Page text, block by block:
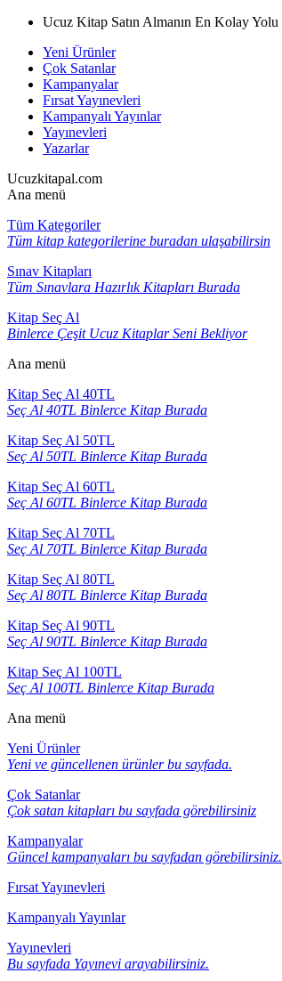
Ucuz Kitap Satın Almanın En Kolay Yolu
Yeni Ürünler
Çok Satanlar
Kampanyalar
Fırsat Yayınevleri
Kampanyalı Yayınlar
Yayınevleri
Yazarlar
Ucuzkitapal.com
Ana menü
Tüm Kategoriler
Tüm kitap kategorilerine buradan ulaşabilirsin
Sınav Kitapları
Tüm Sınavlara Hazırlık Kitapları Burada
Kitap Seç Al
Binlerce Çeşit Ucuz Kitaplar Seni Bekliyor
Ana menü
Kitap Seç Al 40TL
Seç Al 40TL Binlerce Kitap Burada
Kitap Seç Al 50TL
Seç Al 50TL Binlerce Kitap Burada
Kitap Seç Al 60TL
Seç Al 60TL Binlerce Kitap Burada
Kitap Seç Al 70TL
Seç Al 70TL Binlerce Kitap Burada
Kitap Seç Al 80TL
Seç Al 80TL Binlerce Kitap Burada
Kitap Seç Al 90TL
Seç Al 90TL Binlerce Kitap Burada
Kitap Seç Al 100TL
Seç Al 100TL Binlerce Kitap Burada
Ana menü
Yeni Ürünler
Yeni ve güncellenen ürünler bu sayfada.
Çok Satanlar
Çok satan kitapları bu sayfada görebilirsiniz
Kampanyalar
Güncel kampanyaları bu sayfadan görebilirsiniz.
Fırsat Yayınevleri
Kampanyalı Yayınlar
Yayınevleri
Bu sayfada Yayınevi arayabilirsiniz.